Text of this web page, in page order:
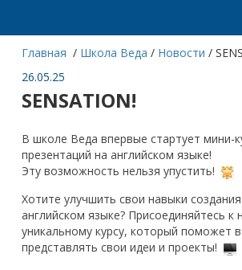
Главная / Школа Веда / Новости /
26.05.25
SENSATION!
В школе Веда впервые стартует мини-курс по созданию
презентаций на английском языке!
Эту возможность нельзя упустить!
Хотите улучшить свои навыки создания презентаций на
английском языке? Присоединяйтесь к
уникальному курсу, который поможет вам уверенно
представлять свои идеи и проекты!